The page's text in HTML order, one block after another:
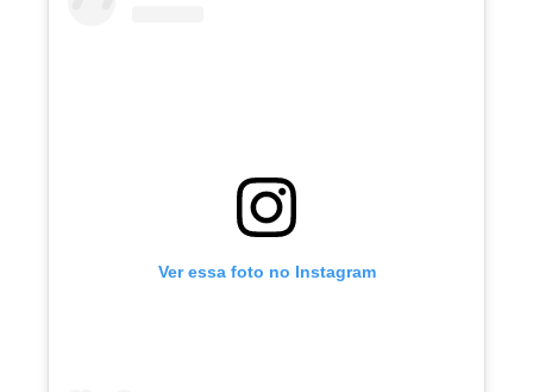
Ver essa foto no Instagram